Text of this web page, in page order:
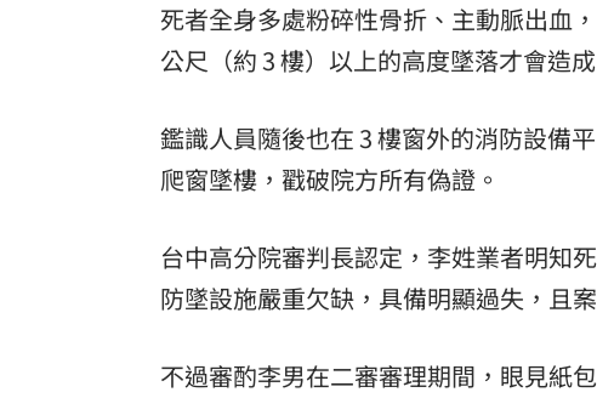
死者全身多處粉碎性骨折、主動脈出血
公尺（約 3 樓）以上的高度墜落才會造
鑑識人員隨後也在 3 樓窗外的消防設備
爬窗墜樓，戳破院方所有偽證。
台中高分院審判長認定，李姓業者明知
防墜設施嚴重欠缺，具備明顯過失，且
不過審酌李男在二審審理期間，眼見紙